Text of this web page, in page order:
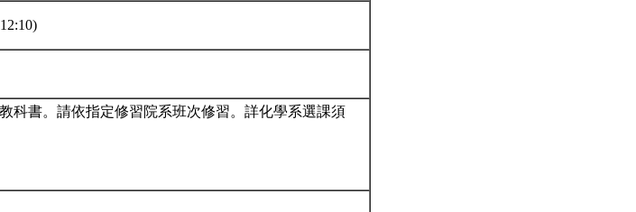
科書。請依指定修習院系班次修習。詳化學系選課須